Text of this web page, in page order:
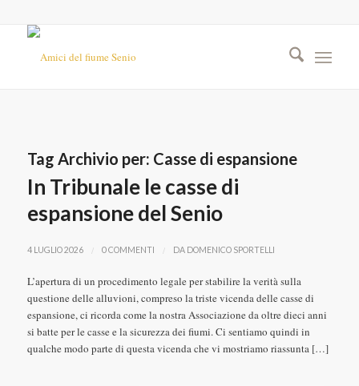
Tag Archivio per: Casse di espansione
In Tribunale le casse di
espansione del Senio
4 LUGLIO 2026 / 0 COMMENTI / DA DOMENICO SPORTELLI
L’apertura di un procedimento legale per stabilire la verità sulla
questione delle alluvioni, compreso la triste vicenda delle casse di
espansione, ci ricorda come la nostra Associazione da oltre dieci anni
si batte per le casse e la sicurezza dei fiumi. Ci sentiamo quindi in
qualche modo parte di questa vicenda che vi mostriamo riassunta […]